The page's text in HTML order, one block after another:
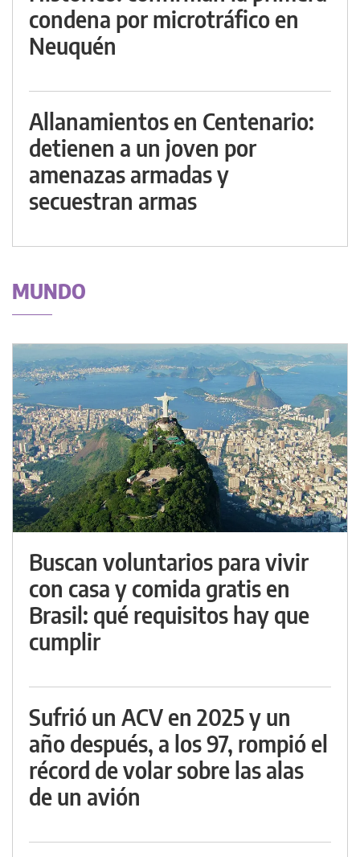
condena por microtráfico en
Neuquén
Allanamientos en Centenario:
detienen a un joven por
amenazas armadas y
secuestran armas
MUNDO
Buscan voluntarios para vivir
con casa y comida gratis en
Brasil: qué requisitos hay que
cumplir
Sufrió un ACV en 2025 y un
año después, a los 97, rompió el
récord de volar sobre las alas
de un avión